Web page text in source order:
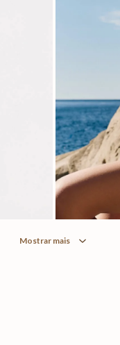
Mostrar mais